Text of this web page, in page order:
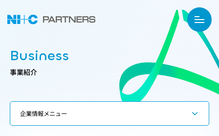
Business
事業紹介